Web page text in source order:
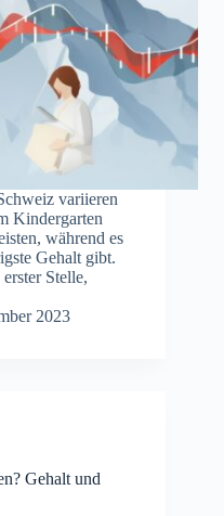
variieren
Kindergarten
während es
Gehalt gibt.
Stelle,
2023
Gehalt und